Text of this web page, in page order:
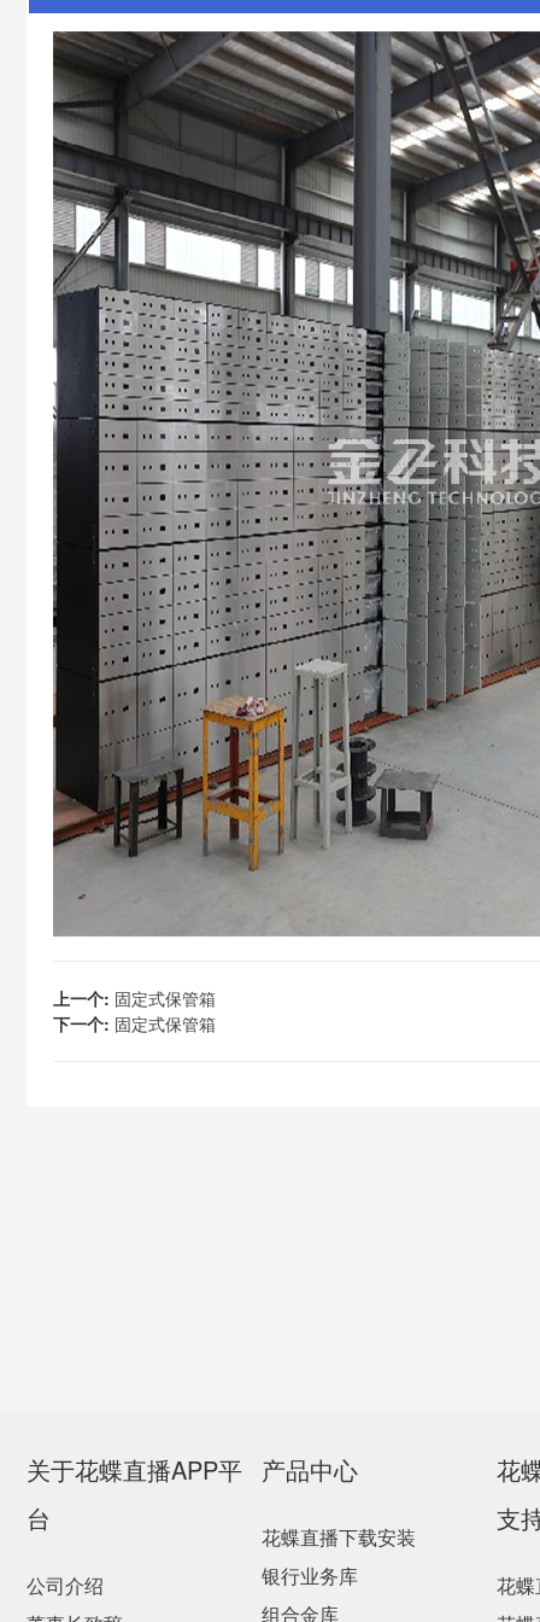
上一个: 固定式保管箱
下一个: 固定式保管箱
关于花蝶直播APP平
台
公司介绍
产品中心
花蝶直播下载安装
银行业务库
组合金库
花
支
花